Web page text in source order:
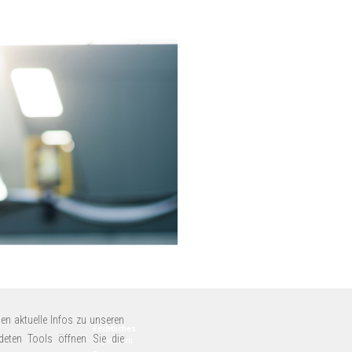
Impressum
aktuelle Infos zu unseren
Tools öffnen Sie die